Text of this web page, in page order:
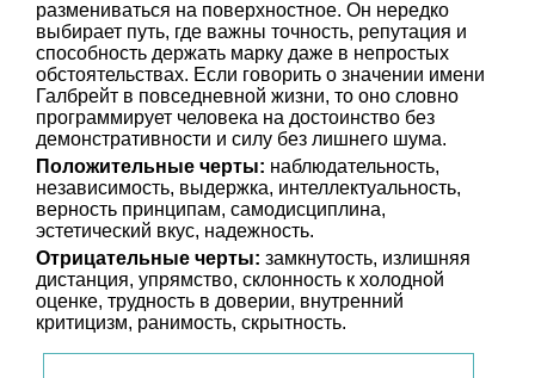
размениваться на поверхностное. Он нередко
выбирает путь, где важны точность, репутация и
способность держать марку даже в непростых
обстоятельствах. Если говорить о значении имени
Галбрейт в повседневной жизни, то оно словно
программирует человека на достоинство без
демонстративности и силу без лишнего шума.
Положительные черты: наблюдательность,
независимость, выдержка, интеллектуальность,
верность принципам, самодисциплина,
эстетический вкус, надежность.
Отрицательные черты: замкнутость, излишняя
дистанция, упрямство, склонность к холодной
оценке, трудность в доверии, внутренний
критицизм, ранимость, скрытность.